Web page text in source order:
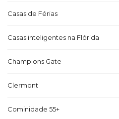
Casas de Férias
Casas inteligentes na Flórida
Champions Gate
Clermont
Cominidade 55+